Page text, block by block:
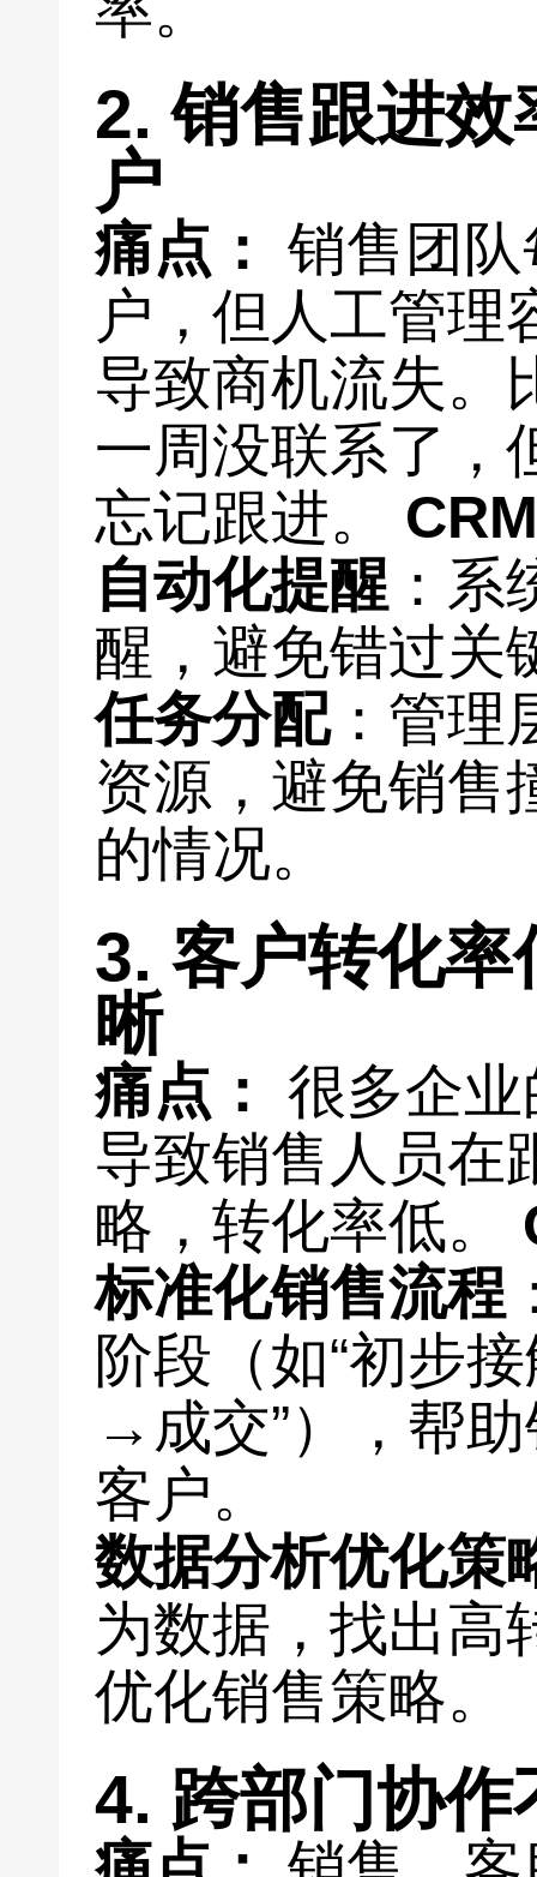
2. 销售跟进
户
痛点：
销售团
户，但人工管理
导致商机流失。
一周没联系了，
忘记跟进。
自动化提醒 ：
醒，避免错过关
任务分配：管理
资源，避免销售
的情况。
3. 客户转化
晰
痛点：
很多企
导致销售人员在
略，转化率低。
标准化销售流程
阶段（如“初步
→成交”），帮
客户。
数据分析优化策
为数据，找出高
优化销售策略。
4. 跨部门协